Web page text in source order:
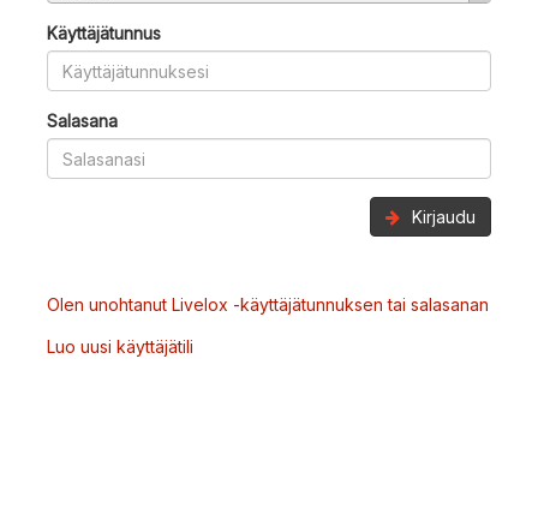
Käyttäjätunnus
Salasana
Kirjaudu
Olen unohtanut Livelox -käyttäjätunnuksen tai salasanan
Luo uusi käyttäjätili